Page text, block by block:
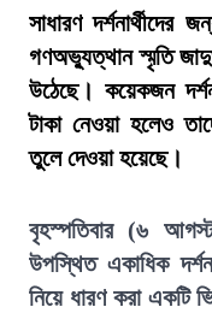
সাধারণ
গণঅভ্যুত্থান স্মৃতি
উঠেছে। কয়েকজন
টাকা নেওয়া হলেও
তুলে দেওয়া হয়েছে।
বৃহস্পতিবার (৬
উপস্থিত একাধিক
নিয়ে ধারণ করা একটি